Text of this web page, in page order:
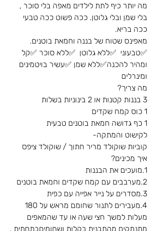
מה יותר כיף לתת לילדים מאפה בלי סוכר ,
בלי שמן ובלי גלוטן. ככה פשוט ככה טבעי
ככה בריא.
מאפינס שטוח של בננה וחמאת בוטנים.
✅טבעוני  ✅ללא גלוטן  ✅ללא סוכר ✅קל
ומהיר להכנה✅ללא שמן ✅עשיר בויטמינים
ומינרלים
מה צריך?
3 בננות קטנות או 2 בינוניות בשלות
1 כוס קמח שקדים
1 כף גדושה חמאת בוטנים טבעית
לקישוט והמתקה-
קוביות שוקולד מריר חתוך / שוקולד ציפס
איך מכינים?
1.מועכים את הבננות
2.מערבבים עם קמח שקדים וחמאת בוטנים
3.מסדרים על נייר אפייה עם כפית
מעלות למשך חצי שעה או עד שהמאפים
מתנתקים מהתבנית בקלות ושחומיםבתחתית .